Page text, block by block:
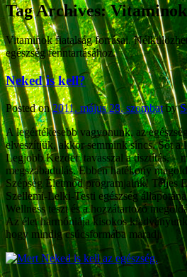
Tag Archives:Vitaminok
Vitaminok fiatalság forrásai.
egészség fenntartásához.
Neked is kell?
Posted on2011. május 28. szombatby
A legértékesebb vagyonunk, az
elveszítjük, akkor semmink sincs. Sőt a
Legjobb Kezdet tavasszal a tisztítás, –
megszabadulás. Ebben hatékony
Szépség Életmód programjaink! Teljes
Szellemi-Lelki-Testi egészség
Wellness teszt és a hozzátartozó
Az élet harmóniája kisokos
hogy mindig csúcsformába maradj.